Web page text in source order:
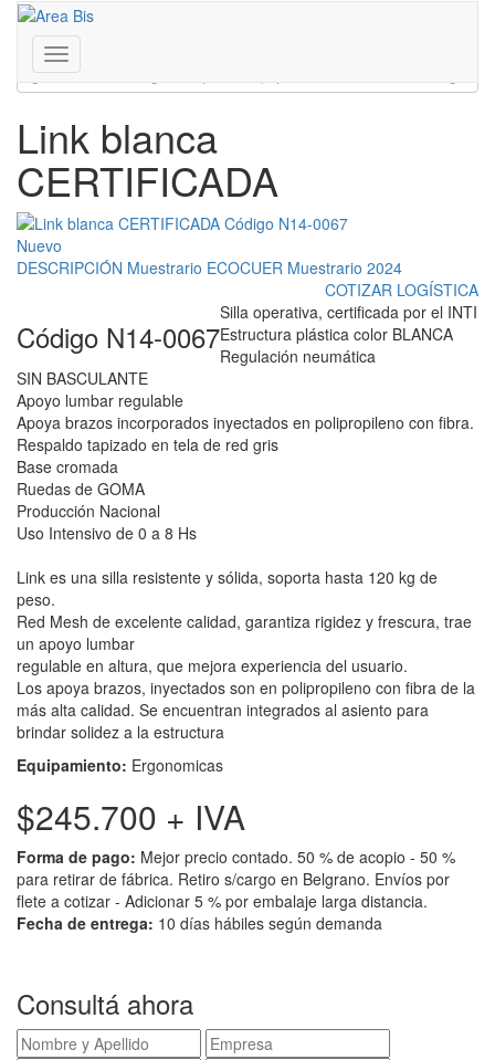
Toggle
navigation
Inicio / Presentación de la fábrica N14
Link blanca CERTIFICADA
Link blanca
CERTIFICADA
Nuevo
DESCRIPCIÓN Muestrario ECOCUER Muestrario 2024
COTIZAR LOGÍSTICA
Código N14-0067
Silla operativa, certificada por el INTI
Estructura plástica color BLANCA
Regulación neumática
SIN BASCULANTE
Apoyo lumbar regulable
Apoya brazos incorporados inyectados en polipropileno con fibra.
Respaldo tapizado en tela de red gris
Base cromada
Ruedas de GOMA
Producción Nacional
Uso Intensivo de 0 a 8 Hs
Link es una silla resistente y sólida, soporta hasta 120 kg de
peso.
Red Mesh de excelente calidad, garantiza rigidez y frescura, trae
un apoyo lumbar
regulable en altura, que mejora experiencia del usuario.
Los apoya brazos, inyectados son en polipropileno con fibra de la
más alta calidad. Se encuentran integrados al asiento para
brindar solidez a la estructura
Equipamiento: Ergonomicas
$245.700 + IVA
Forma de pago: Mejor precio contado. 50 % de acopio - 50 %
para retirar de fábrica. Retiro s/cargo en Belgrano. Envíos por
flete a cotizar - Adicionar 5 % por embalaje larga distancia.
Fecha de entrega: 10 días hábiles según demanda
Consultá ahora